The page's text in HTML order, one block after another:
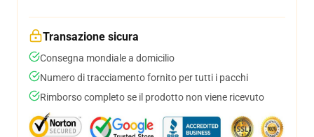
Transazione sicura
Consegna mondiale a domicilio
Numero di tracciamento fornito per tutti i pacchi
Rimborso completo se il prodotto non viene ricevuto